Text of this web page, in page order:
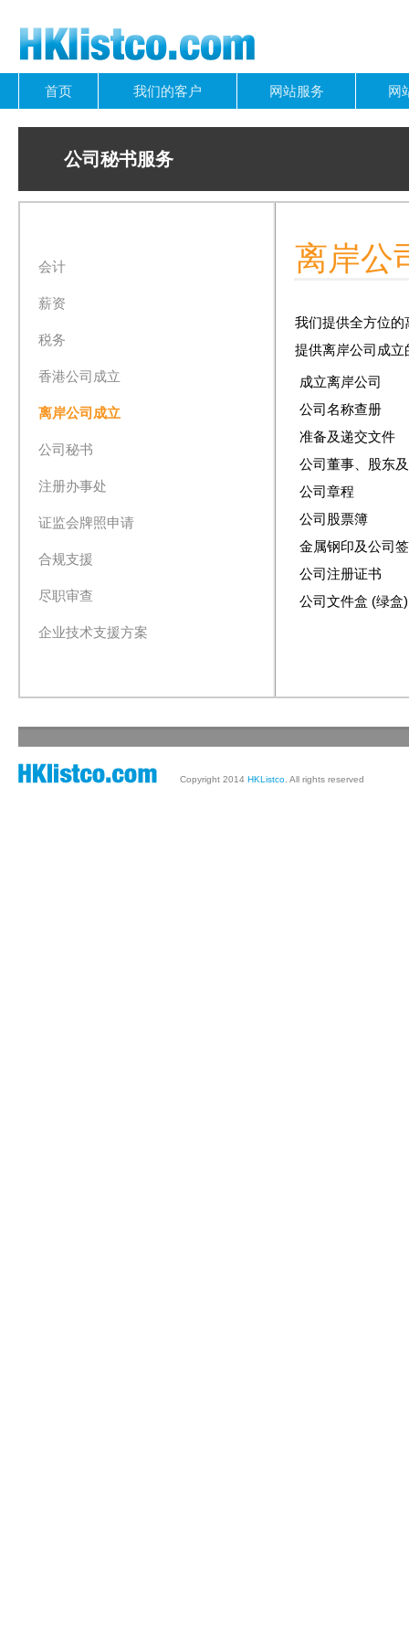
首页 我们的客户 网站服务 网
公司秘书服务
会计
薪资
税务
香港公司成立
离岸公司成立
公司秘书
注册办事处
证监会牌照申请
合规支援
尽职审查
企业技术支援方案
离岸公
我们提供全方位
提供离岸公司成立
成立离岸公司
公司名称查册
准备及递交文件
公司董事、股东
公司章程
公司股票簿
金属钢印及公司
公司注册证书
公司文件盒 (绿盒)
Copyright 2014 HKListco . All rights reserved